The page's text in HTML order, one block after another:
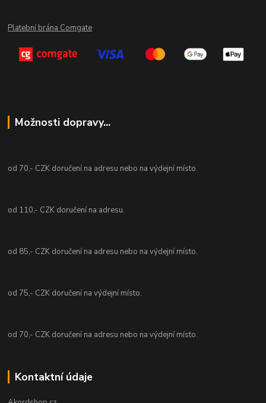
Platební brána Comgate
Možnosti dopravy...
od 70,- CZK doručení na adresu nebo na výdejní místo.
od 110,- CZK doručení na adresu.
od 85,- CZK doručení na adresu nebo na výdejní místo.
od 75,- CZK doručení na výdejní místo.
od 70,- CZK doručení na adresu nebo na výdejní místo.
Kontaktní údaje